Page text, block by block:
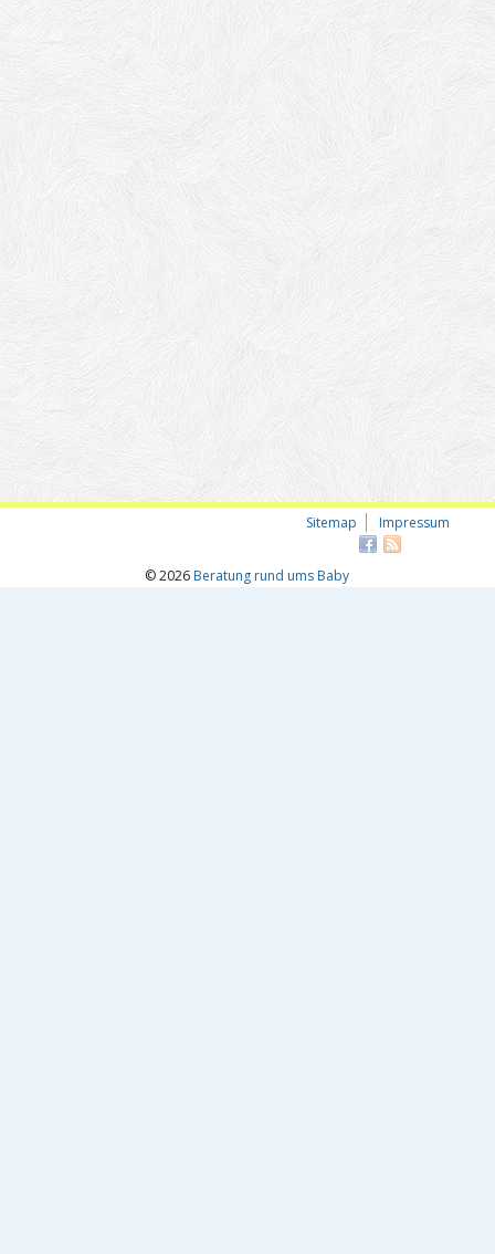
Sitemap Impressum
© 2026 Beratung rund ums Baby